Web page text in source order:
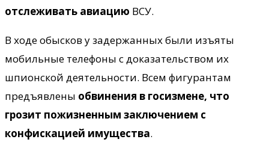
отслеживать авиацию ВСУ.
В ходе обысков у задержанных были изъяты
мобильные телефоны с доказательством их
шпионской деятельности. Всем фигурантам
предъявлены обвинения в госизмене, что
грозит пожизненным заключением с
конфискацией имущества.